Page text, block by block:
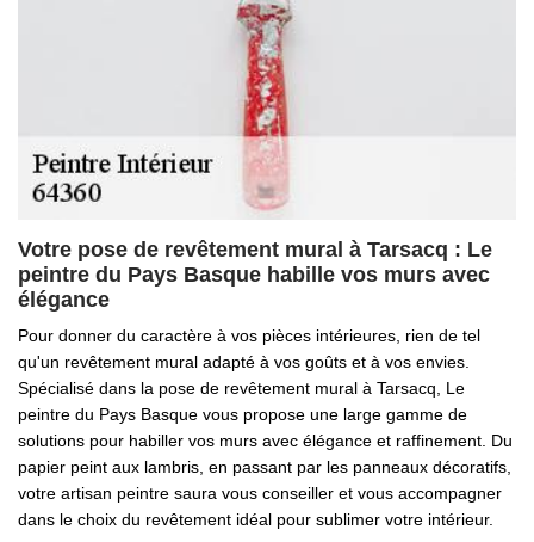
Votre pose de revêtement mural à Tarsacq : Le
peintre du Pays Basque habille vos murs avec
élégance
Pour donner du caractère à vos pièces intérieures, rien de tel
qu'un revêtement mural adapté à vos goûts et à vos envies.
Spécialisé dans la pose de revêtement mural à Tarsacq, Le
peintre du Pays Basque vous propose une large gamme de
solutions pour habiller vos murs avec élégance et raffinement. Du
papier peint aux lambris, en passant par les panneaux décoratifs,
votre artisan peintre saura vous conseiller et vous accompagner
dans le choix du revêtement idéal pour sublimer votre intérieur.